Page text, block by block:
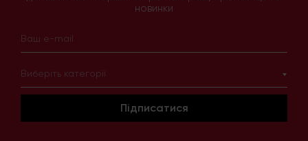
новинки
Виберіть категорії
Підписатися